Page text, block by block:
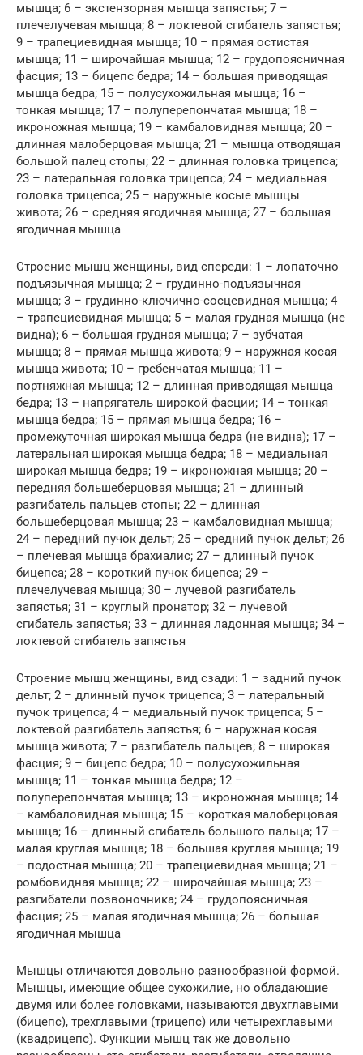
мышца; 6 – экстензорная мышца запястья; 7 –
плечелучевая мышца; 8 – локтевой сгибатель запястья;
9 – трапециевидная мышца; 10 – прямая остистая
мышца; 11 – широчайшая мышца; 12 – грудопоясничная
фасция; 13 – бицепс бедра; 14 – большая приводящая
мышца бедра; 15 – полусухожильная мышца; 16 –
тонкая мышца; 17 – полуперепончатая мышца; 18 –
икроножная мышца; 19 – камбаловидная мышца; 20 –
длинная малоберцовая мышца; 21 – мышца отводящая
большой палец стопы; 22 – длинная головка трицепса;
23 – латеральная головка трицепса; 24 – медиальная
головка трицепса; 25 – наружные косые мышцы
живота; 26 – средняя ягодичная мышца; 27 – большая
ягодичная мышца
Строение мышц женщины, вид спереди: 1 – лопаточно
подъязычная мышца; 2 – грудинно-подъязычная
мышца; 3 – грудинно-ключично-сосцевидная мышца; 4
– трапециевидная мышца; 5 – малая грудная мышца (не
видна); 6 – большая грудная мышца; 7 – зубчатая
мышца; 8 – прямая мышца живота; 9 – наружная косая
мышца живота; 10 – гребенчатая мышца; 11 –
портняжная мышца; 12 – длинная приводящая мышца
бедра; 13 – напрягатель широкой фасции; 14 – тонкая
мышца бедра; 15 – прямая мышца бедра; 16 –
промежуточная широкая мышца бедра (не видна); 17 –
латеральная широкая мышца бедра; 18 – медиальная
широкая мышца бедра; 19 – икроножная мышца; 20 –
передняя большеберцовая мышца; 21 – длинный
разгибатель пальцев стопы; 22 – длинная
большеберцовая мышца; 23 – камбаловидная мышца;
24 – передний пучок дельт; 25 – средний пучок дельт; 26
– плечевая мышца брахиалис; 27 – длинный пучок
бицепса; 28 – короткий пучок бицепса; 29 –
плечелучевая мышца; 30 – лучевой разгибатель
запястья; 31 – круглый пронатор; 32 – лучевой
сгибатель запястья; 33 – длинная ладонная мышца; 34 –
локтевой сгибатель запястья
Строение мышц женщины, вид сзади: 1 – задний пучок
дельт; 2 – длинный пучок трицепса; 3 – латеральный
пучок трицепса; 4 – медиальный пучок трицепса; 5 –
локтевой разгибатель запястья; 6 – наружная косая
мышца живота; 7 – разгибатель пальцев; 8 – широкая
фасция; 9 – бицепс бедра; 10 – полусухожильная
мышца; 11 – тонкая мышца бедра; 12 –
полуперепончатая мышца; 13 – икроножная мышца; 14
– камбаловидная мышца; 15 – короткая малоберцовая
мышца; 16 – длинный сгибатель большого пальца; 17 –
малая круглая мышца; 18 – большая круглая мышца; 19
– подостная мышца; 20 – трапециевидная мышца; 21 –
ромбовидная мышца; 22 – широчайшая мышца; 23 –
разгибатели позвоночника; 24 – грудопоясничная
фасция; 25 – малая ягодичная мышца; 26 – большая
ягодичная мышца
Мышцы отличаются довольно разнообразной формой.
Мышцы, имеющие общее сухожилие, но обладающие
двумя или более головками, называются двухглавыми
(бицепс), трехглавыми (трицепс) или четырехглавыми
(квадрицепс). Функции мышц так же довольно